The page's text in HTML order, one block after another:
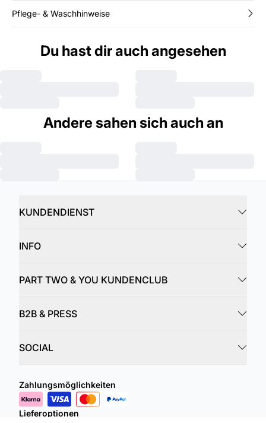
Pflege- & Waschhinweise
Du hast dir auch angesehen
Andere sahen sich auch an
KUNDENDIENST
INFO
PART TWO & YOU KUNDENCLUB
B2B & PRESS
SOCIAL
Zahlungsmöglichkeiten
Lieferoptionen